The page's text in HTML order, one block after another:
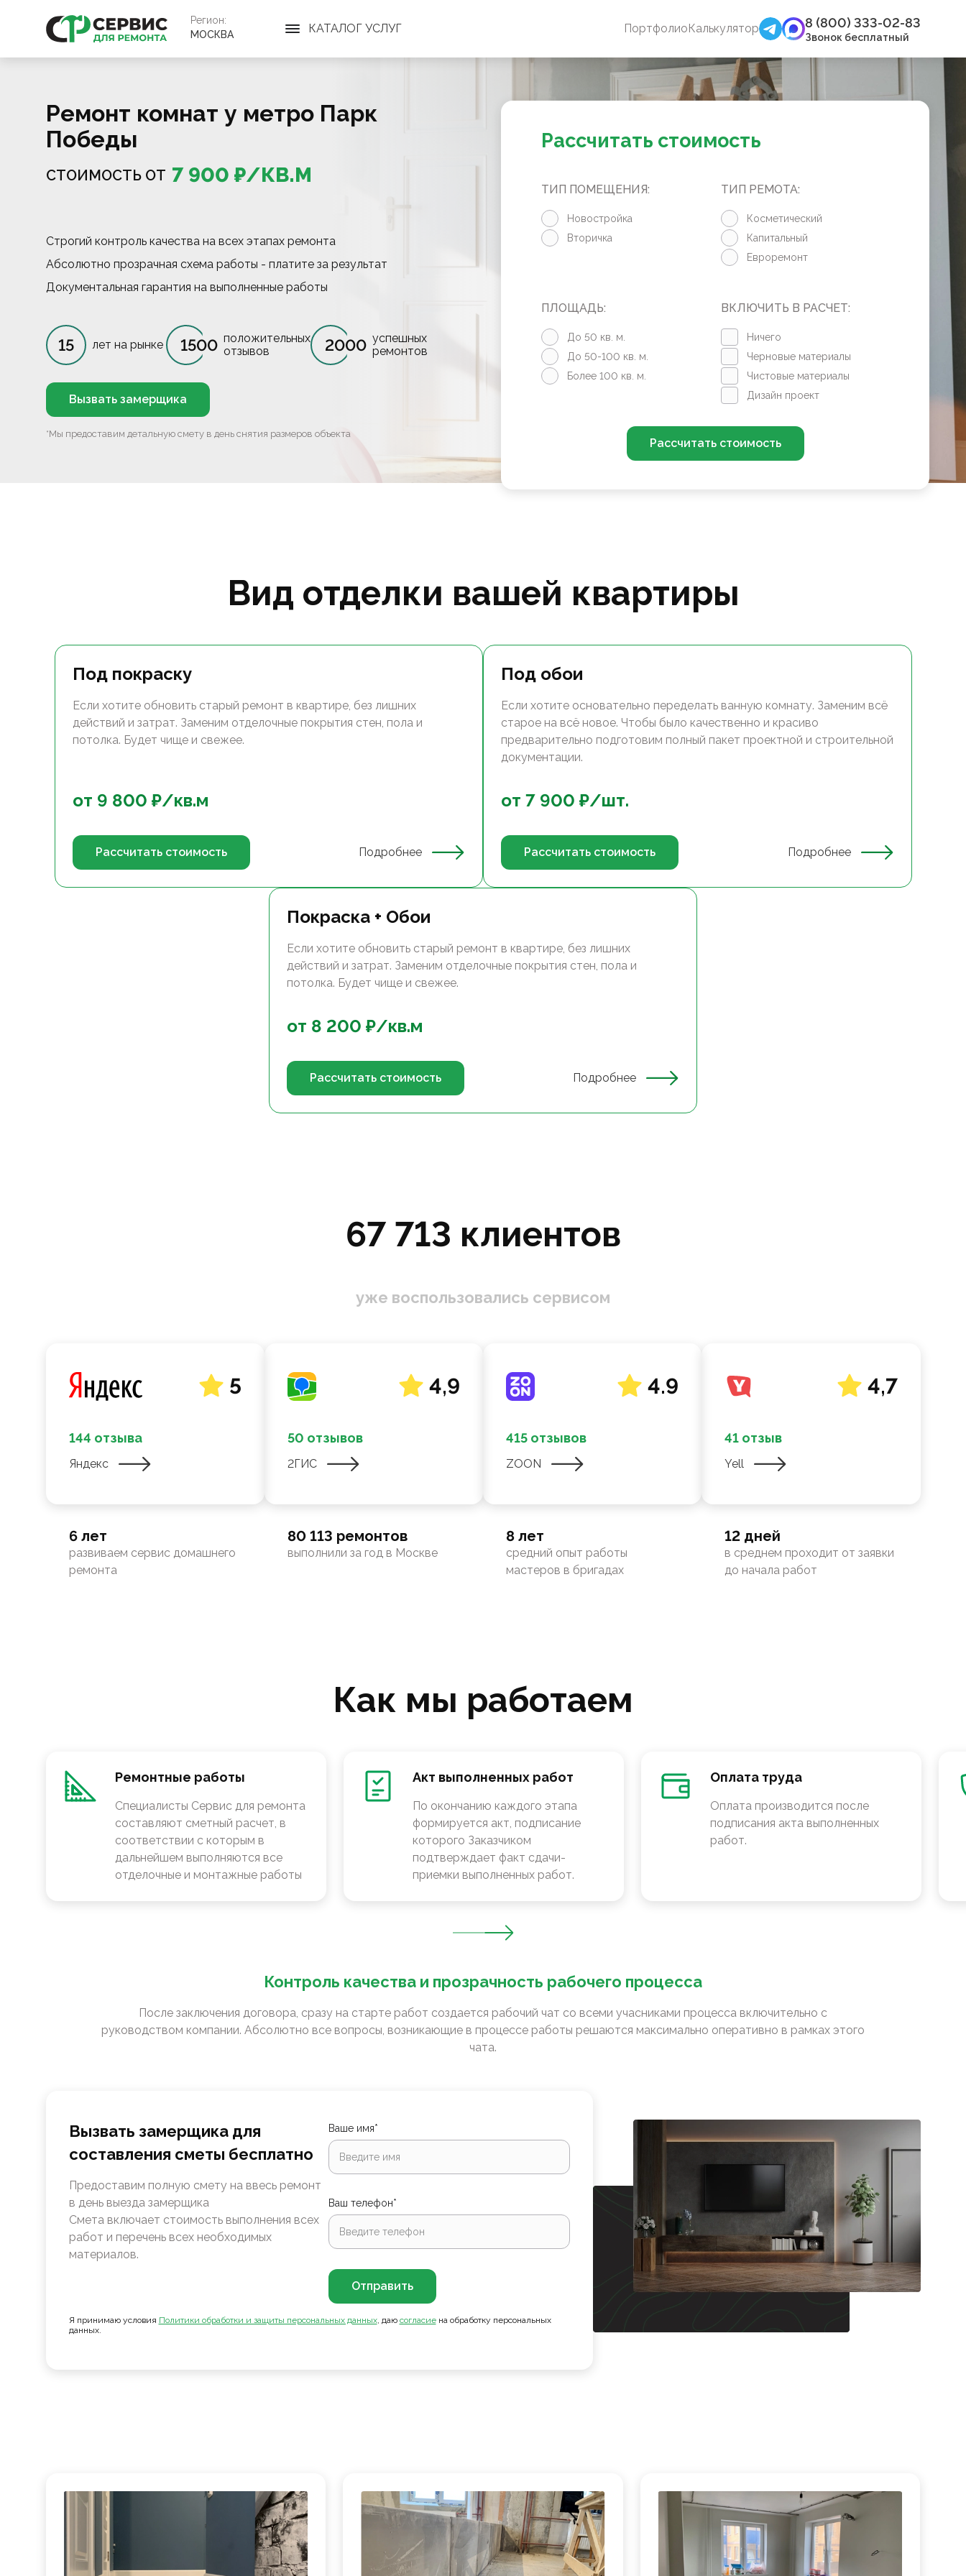
Регион:
МОСКВА
КАТАЛОГ УСЛУГ ПортфолиоКалькулятор 8 (800) 333-02-83
Звонок бесплатный
Ремонт комнат у метро Парк
Победы
СТОИМОСТЬ ОТ 7 900 ₽/КВ.М
Строгий контроль качества на всех этапах ремонта
Абсолютно прозрачная схема работы - платите за результат
Документальная гарантия на выполненные работы
15 лет на рынке 1500 положительных
отзывов
2000 успешных
ремонтов
Вызвать замерщика
*Мы предоставим детальную смету в день снятия размеров объекта
Рассчитать стоимость
ТИП ПОМЕЩЕНИЯ:
Новостройка
Вторичка
ТИП РЕМОТА:
Косметический
Капитальный
Евроремонт
ПЛОЩАДЬ:
До 50 кв. м.
До 50-100 кв. м.
Более 100 кв. м.
ВКЛЮЧИТЬ В РАСЧЕТ:
Ничего
Черновые материалы
Чистовые материалы
Дизайн проект
Рассчитать стоимость
Вид отделки вашей квартиры
Под покраску
Если хотите обновить старый ремонт в квартире, без лишних
действий и затрат. Заменим отделочные покрытия стен, пола и
потолка. Будет чище и свежее.
от 9 800 ₽/кв.м
Рассчитать стоимость Подробнее
Под обои
Если хотите основательно переделать ванную комнату. Заменим всё
старое на всё новое. Чтобы было качественно и красиво
предварительно подготовим полный пакет проектной и строительной
документации.
от 7 900 ₽/шт.
Рассчитать стоимость Подробнее
Покраска + Обои
Если хотите обновить старый ремонт в квартире, без лишних
действий и затрат. Заменим отделочные покрытия стен, пола и
потолка. Будет чище и свежее.
от 8 200 ₽/кв.м
Рассчитать стоимость Подробнее
67 713 клиентов
уже воспользовались сервисом
5
144 отзыва
Яндекс
6 лет
развиваем сервис домашнего
ремонта
4,9
50 отзывов
2ГИС
80 113 ремонтов
выполнили за год в Москве
4.9
415 отзывов
ZOON
8 лет
средний опыт работы
мастеров в бригадах
4,7
41 отзыв
Yell
12 дней
в среднем проходит от заявки
до начала работ
Как мы работаем
Ремонтные работы
Специалисты Сервис для ремонта
составляют сметный расчет, в
соответствии с которым в
дальнейшем выполняются все
отделочные и монтажные работы
Акт выполненных работ
По окончанию каждого этапа
формируется акт, подписание
которого Заказчиком
подтверждает факт сдачи-
приемки выполненных работ.
Оплата труда
Оплата производится после
подписания акта выполненных
работ.
Контроль качества и прозрачность рабочего процесса
После заключения договора, сразу на старте работ создается рабочий чат со всеми учасниками процесса включительно с
руководством компании. Абсолютно все вопросы, возникающие в процессе работы решаются максимально оперативно в рамках этого
чата.
Вызвать замерщика для
составления сметы бесплатно
Предоставим полную смету на ввесь ремонт
в день выезда замерщика
Смета включает стоимость выполнения всех
работ и перечень всех необходимых
материалов.
Ваше имя*
Ваш телефон*
Отправить
Я принимаю условия Политики обработки и защиты персональных данных, даю согласие на обработку персональных
данных.